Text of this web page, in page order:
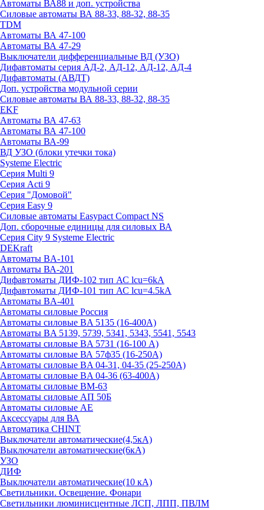
Автоматы ВА88 и доп. устройства
Силовые автоматы ВА 88-33, 88-32, 88-35
TDM
Автоматы ВА 47-100
Автоматы ВА 47-29
Выключатели дифференциальные ВД (УЗО)
Дифавтоматы серия АД-2, АД-12, АД-12, АД-4
Дифавтоматы (АВДТ)
Доп. устройства модульной серии
Силовые автоматы ВА 88-33, 88-32, 88-35
EKF
Автоматы ВА 47-63
Автоматы ВА 47-100
Автоматы ВА-99
ВД УЗО (блоки утечки тока)
Systeme Electric
Серия Multi 9
Серия Acti 9
Серия "Домовой"
Серия Easy 9
Силовые автоматы Easypact Compact NS
Доп. сборочные единицы для силовых ВА
Серия City 9 Systeme Electric
DEKraft
Автоматы BA-101
Автоматы ВА-201
Дифавтоматы ДИФ-102 тип АС lcu=6kA
Дифавтоматы ДИФ-101 тип АС lcu=4.5kA
Автоматы BA-401
Автоматы силовые Россия
Автоматы силовые BA 5135 (16-400А)
Автоматы BA 5139, 5739, 5341, 5343, 5541, 5543
Автоматы силовые BA 5731 (16-100 А)
Автоматы силовые ВА 57ф35 (16-250А)
Автоматы силовые BA 04-31, 04-35 (25-250А)
Автоматы силовые BA 04-36 (63-400А)
Автоматы силовые ВМ-63
Автоматы силовые АП 50Б
Автоматы силовые АЕ
Аксессуары для ВА
Автоматика CHINT
Выключатели автоматические(4,5кА)
Выключатели автоматические(6кА)
УЗО
ДИФ
Выключатели автоматические(10 кА)
Светильники. Освещение. Фонари
Светильники люминисцентные ЛСП, ЛПП, ПВЛМ